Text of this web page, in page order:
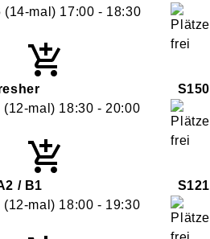
(14-mal) 17:00 - 18:30
S150
(12-mal) 18:30 - 20:00
/ B1
S121
(12-mal) 18:00 - 19:30